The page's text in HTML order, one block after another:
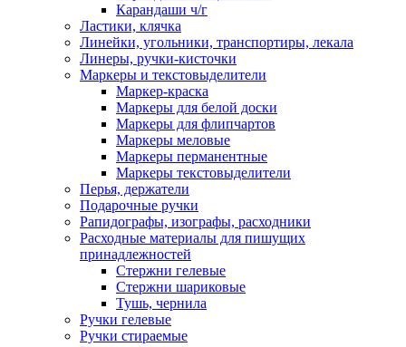
Карандаши ч/г
Ластики, клячка
Линейки, угольники, транспортиры, лекала
Линеры, ручки-кисточки
Маркеры и текстовыделители
Маркер-краска
Маркеры для белой доски
Маркеры для флипчартов
Маркеры меловые
Маркеры перманентные
Маркеры текстовыделители
Перья, держатели
Подарочные ручки
Рапидографы, изографы, расходники
Расходные материалы для пишущих
принадлежностей
Стержни гелевые
Стержни шариковые
Тушь, чернила
Ручки гелевые
Ручки стираемые